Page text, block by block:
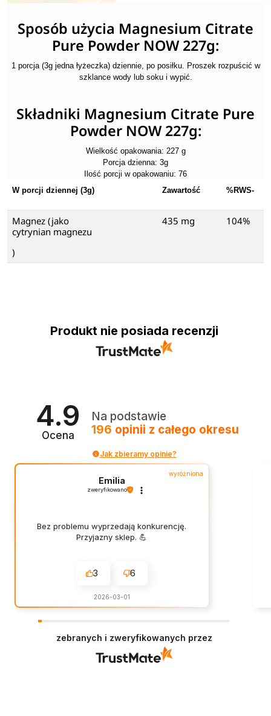
Sposób użycia Magnesium Citrate
Pure Powder NOW 227g:
1 porcja (3g jedna łyżeczka) dziennie, po posiłku. Proszek rozpuścić w
szklance wody lub soku i wypić.
Składniki Magnesium Citrate Pure
Powder NOW 227g:
Wielkość opakowania: 227 g
Porcja dzienna: 3g
Ilość porcji w opakowaniu: 76
W porcji dziennej (3g)
Zawartość %RWS-
Magnez (jako
cytrynian magnezu
)
435 mg 104%
Produkt nie posiada recenzji
4.9
Ocena
Na podstawie
196 opinii z całego okresu
Jak zbieramy opinie?
wyróżniona
Emilia
zweryfikowano
Bez problemu wyprzedają konkurencję.
Przyjazny sklep. 💪
3 6
2026-03-01
zebranych i zweryfikowanych przez